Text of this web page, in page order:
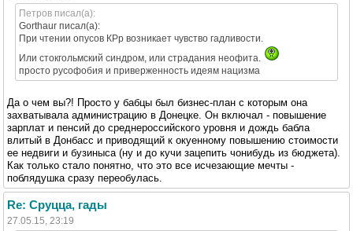
Петров писал(а):
Gorthaur писал(а):
При чтении опусов КРр возникает чувство гадливости.
Или стокгольмский синдром, или страдания неофита.
просто русофобия и приверженность идеям нацизма
Да о чем вы?! Просто у бабцы был бизнес-план с которым она
захватывала администрацию в Донецке. Он включал - повышение
зарплат и пенсий до среднероссийского уровня и дождь бабла
влитый в Донбасс и приводящий к окуенному повышению стоимости
ее недвиги и бузиныса (ну и до кучи зацепить чонибудь из бюджета).
Как только стало понятно, что это все исчезающие мечты -
поблядушка сразу переобулась.
Re: Сруцца, гады
27.05.15, 23:19